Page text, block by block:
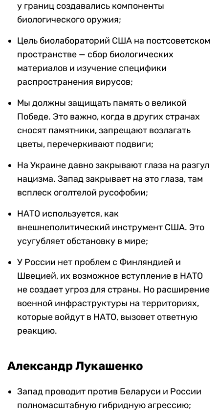
у границ создавались компоненты
биологического оружия;
Цель биолабораторий США на постсоветском
пространстве — сбор биологических
материалов и изучение специфики
распространения вирусов;
Мы должны защищать память о великой
Победе. Это важно, когда в других странах
сносят памятники, запрещают возлагать
цветы, перечеркивают подвиги;
На Украине давно закрывают глаза на разгул
нацизма. Запад закрывает на это глаза, там
всплеск оголтелой русофобии;
НАТО используется, как
внешнеполитический инструмент США. Это
усугубляет обстановку в мире;
У России нет проблем с Финляндией и
Швецией, их возможное вступление в НАТО
не создает угроз для страны. Но расширение
военной инфраструктуры на территориях,
которые войдут в НАТО, вызовет ответную
реакцию.
Александр Лукашенко
Запад проводит против Беларуси и России
полномасштабную гибридную агрессию;